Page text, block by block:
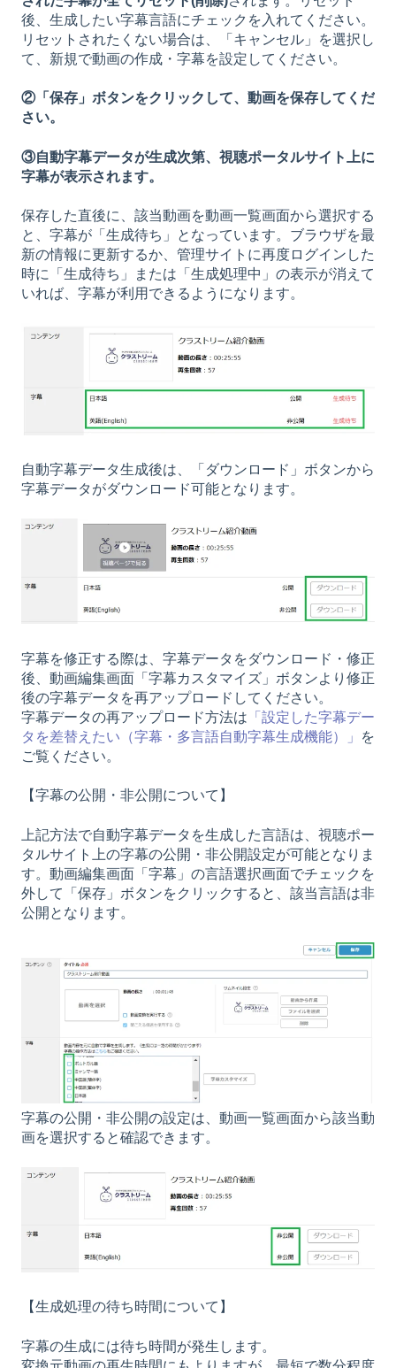
後、生成したい字幕言語にチェックを入れてください。
リセットされたくない場合は、「キャンセル」を選択し
て、新規で動画の作成・字幕を設定してください。
②「保存」ボタンをクリックして、動画を保存してくだ
さい。
③自動字幕データが生成次第、視聴ポータルサイト上に
字幕が表示されます。
保存した直後に、該当動画を動画一覧画面から選択する
と、字幕が「生成待ち」となっています。ブラウザを最
新の情報に更新するか、管理サイトに再度ログインした
時に「生成待ち」または「生成処理中」の表示が消えて
いれば、字幕が利用できるようになります。
自動字幕データ生成後は、「ダウンロード」ボタンから
字幕データがダウンロード可能となります。
字幕を修正する際は、字幕データをダウンロード・修正
後、動画編集画面「字幕カスタマイズ」ボタンより修正
後の字幕データを再アップロードしてください。
字幕データの再アップロード方法は 「設定した字幕デー
タを差替えたい（字幕・多言語自動字幕生成機能）」
を
ご覧ください。
【字幕の公開・非公開について】
上記方法で自動字幕データを生成した言語は、視聴ポー
タルサイト上の字幕の公開・非公開設定が可能となりま
す。動画編集画面「字幕」の言語選択画面でチェックを
外して「保存」ボタンをクリックすると、該当言語は非
公開となります。
字幕の公開・非公開の設定は、動画一覧画面から該当動
画を選択すると確認できます。
【生成処理の待ち時間について】
字幕の生成には待ち時間が発生します。